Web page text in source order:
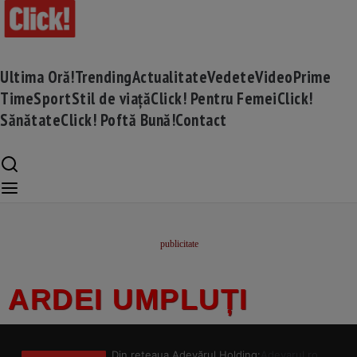
Ultima Oră!TrendingActualitateVedeteVideoPrime
TimeSportStil de viațăClick! Pentru FemeiClick!
SănătateClick! Poftă Bună!Contact
ARDEI UMPLUȚI